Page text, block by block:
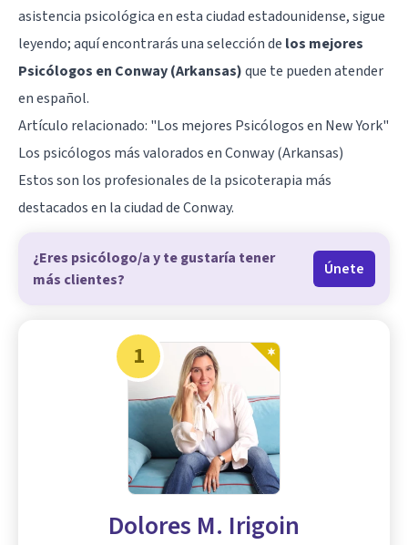
asistencia psicológica en esta ciudad estadounidense, sigue
leyendo; aquí encontrarás una selección de los mejores
Psicólogos en Conway (Arkansas)que te pueden atender
en español.
Artículo relacionado: "Los mejores Psicólogos en New York"
Los psicólogos más valorados en Conway (Arkansas)
Estos son los profesionales de la psicoterapia más
destacados en la ciudad de Conway.
¿Eres psicólogo/a y te gustaría tener
más clientes?
Únete
1
Dolores M. Irigoin